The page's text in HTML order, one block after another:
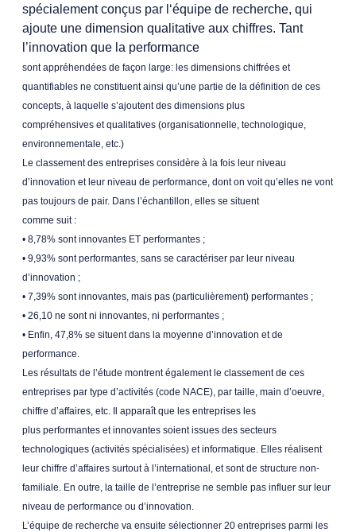
spécialement conçus par l‘équipe de recherche, qui
ajoute une dimension qualitative aux chiffres. Tant
l’innovation que la performance
sont appréhendées de façon large: les dimensions chiffrées et
quantifiables ne constituent ainsi qu’une partie de la définition de ces
concepts, à laquelle s’ajoutent des dimensions plus
compréhensives et qualitatives (organisationnelle, technologique,
environnementale, etc.)
Le classement des entreprises considère à la fois leur niveau
d’innovation et leur niveau de performance, dont on voit qu’elles ne vont
pas toujours de pair. Dans l’échantillon, elles se situent
comme suit :
• 8,78% sont innovantes ET performantes ;
• 9,93% sont performantes, sans se caractériser par leur niveau
d’innovation ;
• 7,39% sont innovantes, mais pas (particulièrement) performantes ;
• 26,10 ne sont ni innovantes, ni performantes ;
• Enfin, 47,8% se situent dans la moyenne d’innovation et de
performance.
Les résultats de l’étude montrent également le classement de ces
entreprises par type d’activités (code NACE), par taille, main d’oeuvre,
chiffre d’affaires, etc. Il apparaît que les entreprises les
plus performantes et innovantes soient issues des secteurs
technologiques (activités spécialisées) et informatique. Elles réalisent
leur chiffre d’affaires surtout à l’international, et sont de structure non-
familiale. En outre, la taille de l’entreprise ne semble pas influer sur leur
niveau de performance ou d’innovation.
L’équipe de recherche va ensuite sélectionner 20 entreprises parmi les